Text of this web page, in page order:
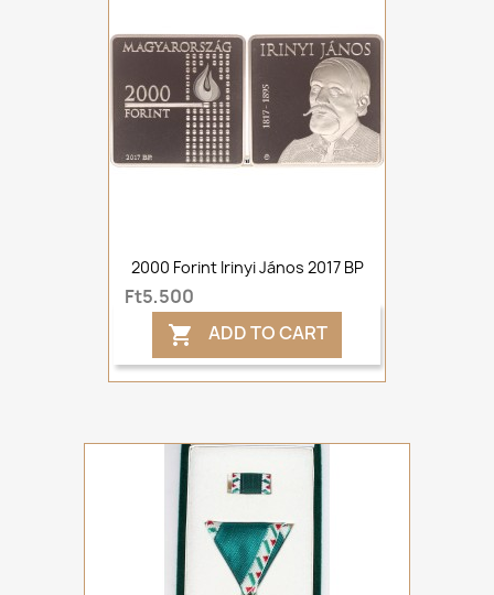
2000 Forint Irinyi János 2017 BP
Ft5,500
 ADD TO CART